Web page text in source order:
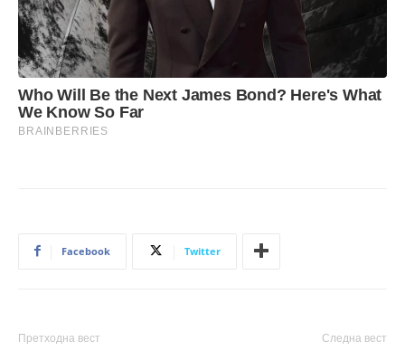
Facebook Twitter
Претходна вест Следна вест